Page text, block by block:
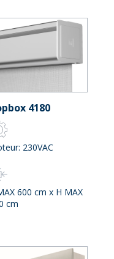
4180
230VAC
600 cm x H MAX
cm